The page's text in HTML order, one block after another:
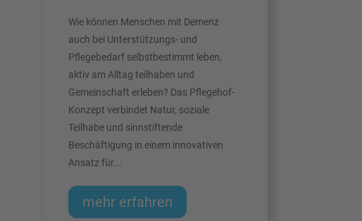
Wie können Menschen mit Demenz
auch bei Unterstützungs- und
Pflegebedarf selbstbestimmt leben,
aktiv am Alltag teilhaben und
Gemeinschaft erleben? Das Pflegehof-
Konzept verbindet Natur, soziale
Teilhabe und sinnstiftende
Beschäftigung in einem innovativen
Ansatz für...
mehr erfahren